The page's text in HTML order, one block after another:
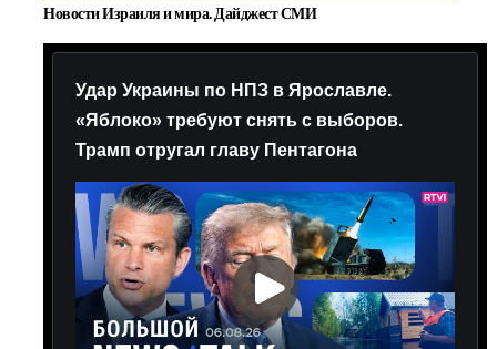
Новости Израиля и мира. Дайджест СМИ